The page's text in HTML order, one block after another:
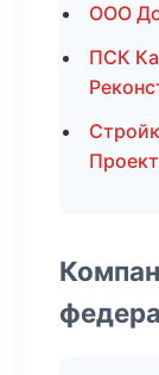
ООО
ПСК